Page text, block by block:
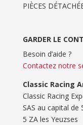
PIÈCES
GARDER LE
Besoin d’aide ?
Contactez notre
Classic Racing
Classic Racing
SAS au capital de
5 ZA les Yeuzses